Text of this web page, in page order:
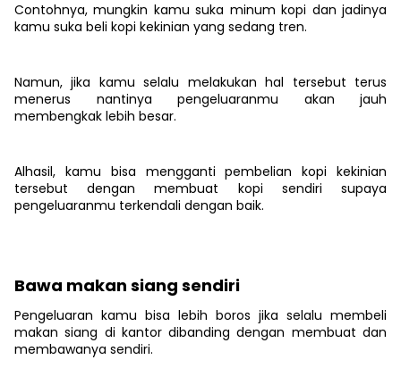
Contohnya, mungkin kamu suka minum kopi dan jadinya
kamu suka beli kopi kekinian yang sedang tren.
Namun, jika kamu selalu melakukan hal tersebut terus
menerus nantinya pengeluaranmu akan jauh
membengkak lebih besar.
Alhasil, kamu bisa mengganti pembelian kopi kekinian
tersebut dengan membuat kopi sendiri supaya
pengeluaranmu terkendali dengan baik.
Bawa makan siang sendiri
Pengeluaran kamu bisa lebih boros jika selalu membeli
makan siang di kantor dibanding dengan membuat dan
membawanya sendiri.